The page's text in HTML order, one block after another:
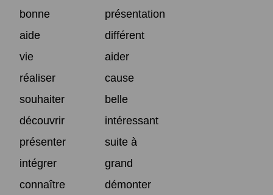
bonne
présentation
aide
différent
vie
aider
réaliser
cause
souhaiter
belle
découvrir
intéressant
présenter
suite à
intégrer
grand
connaître
démonter